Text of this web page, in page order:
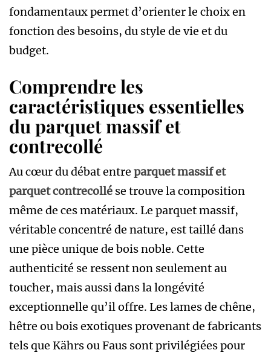
fondamentaux permet d’orienter le choix en
fonction des besoins, du style de vie et du
budget.
Comprendre les
caractéristiques essentielles
du parquet massif et
contrecollé
Au cœur du débat entre parquet massif et
parquet contrecollé se trouve la composition
même de ces matériaux. Le parquet massif,
véritable concentré de nature, est taillé dans
une pièce unique de bois noble. Cette
authenticité se ressent non seulement au
toucher, mais aussi dans la longévité
exceptionnelle qu’il offre. Les lames de chêne,
hêtre ou bois exotiques provenant de fabricants
tels que Kährs ou Faus sont privilégiées pour